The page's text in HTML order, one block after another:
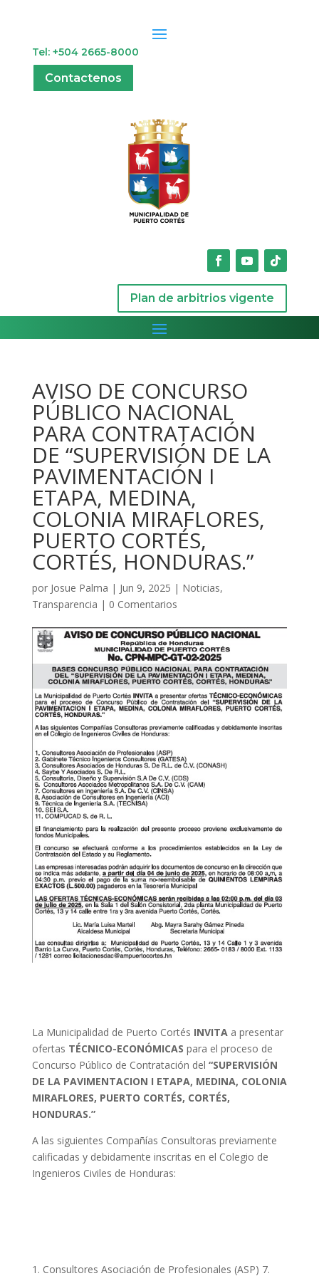
Tel: +504 2665-8000
Contactenos
Plan de arbitrios vigente
AVISO DE CONCURSO
PÚBLICO NACIONAL
PARA CONTRATACIÓN
DE “SUPERVISIÓN DE LA
PAVIMENTACIÓN I
ETAPA, MEDINA,
COLONIA MIRAFLORES,
PUERTO CORTÉS,
CORTÉS, HONDURAS.”
por Josue Palma | Jun 9, 2025 | Noticias,
Transparencia | 0 Comentarios
La Municipalidad de Puerto Cortés INVITA a presentar
ofertas TÉCNICO-ECONÓMICAS para el proceso de
Concurso Público de Contratación del “SUPERVISIÓN
DE LA PAVIMENTACION I ETAPA, MEDINA, COLONIA
MIRAFLORES, PUERTO CORTÉS, CORTÉS,
HONDURAS.”
A las siguientes Compañías Consultoras previamente
calificadas y debidamente inscritas en el Colegio de
Ingenieros Civiles de Honduras:
Consultores Asociación de Profesionales (ASP) 7.